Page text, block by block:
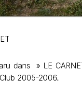
dans » LE
2005-2006.